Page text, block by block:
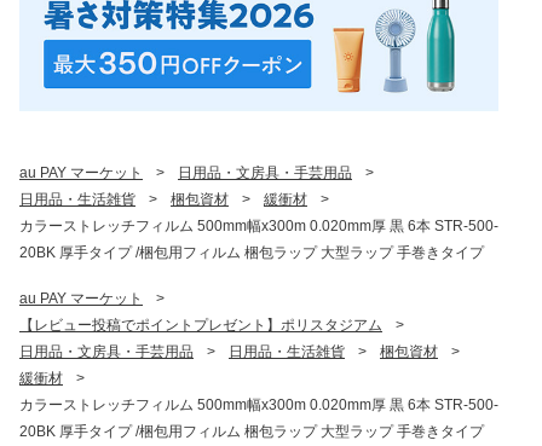
au PAY マーケット > 日用品・文房具・手芸用品
>
日用品・生活雑貨
> 梱包資材 > 緩衝材
>
カラーストレッチフィルム 500mm幅x300m 0.020mm厚 黒 6本 STR-500-
20BK 厚手タイプ /梱包用フィルム 梱包ラップ 大型ラップ 手巻きタイプ
au PAY マーケット
>
【レビュー投稿でポイントプレゼント】ポリスタジアム
>
日用品・文房具・手芸用品
> 日用品・生活雑貨 > 梱包資材
>
緩衝材
>
カラーストレッチフィルム 500mm幅x300m 0.020mm厚 黒 6本 STR-500-
20BK 厚手タイプ /梱包用フィルム 梱包ラップ 大型ラップ 手巻きタイプ